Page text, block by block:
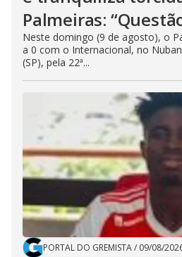
Palmeiras:
Neste domingo (9 de agosto), o
a 0 com o Internacional, no
(SP), pela 22ª...
PORTAL DO GREMISTA/ 09/08/